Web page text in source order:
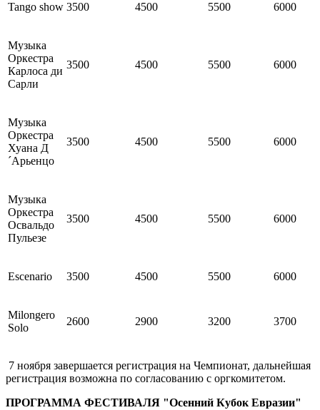
Tango show 3500 4500 5500 6000
Музыка
Оркестра
Карлоса ди
Сарли
3500 4500 5500 6000
Музыка
Оркестра
Хуана Д
´Арьенцо
3500 4500 5500 6000
Музыка
Оркестра
Освальдо
Пульезе
3500 4500 5500 6000
Escenario 3500 4500 5500 6000
Milongero
Solo
2600 2900 3200 3700
7 ноября завершается регистрация на Чемпионат, дальнейшая
регистрация возможна по согласованию с оргкомитетом.
ПРОГРАММА ФЕСТИВАЛЯ "Осенний Кубок Евразии"